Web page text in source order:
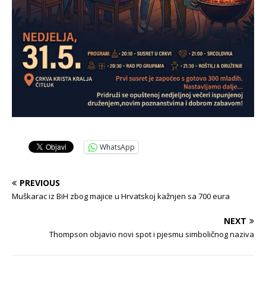
WhatsApp
PREVIOUS
Muškarac iz BiH zbog majice u Hrvatskoj kažnjen sa 700 eura
NEXT
Thompson objavio novi spot i pjesmu simboličnog naziva